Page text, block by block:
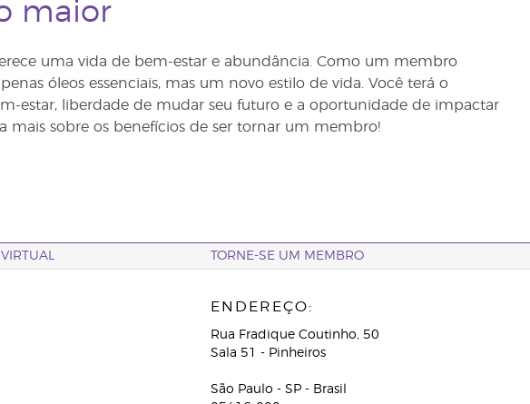
maior
uma vida de bem-estar e abundância. Como um membro
óleos essenciais, mas um novo estilo de vida. Você terá o
estar, liberdade de mudar seu futuro e a oportunidade de impactar
mais sobre os benefícios de ser tornar um membro!
TORNE-SE UM MEMBRO
ENDEREÇO:
Rua Fradique Coutinho, 50
Sala 51 - Pinheiros
São Paulo - SP - Brasil